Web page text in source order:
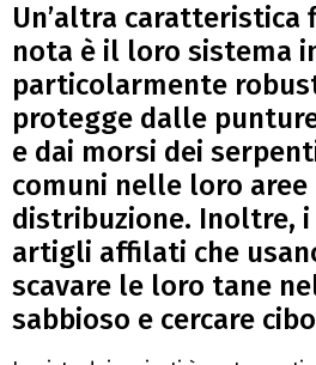
Un’altra caratteristica
nota è il loro sistema
particolarmente
protegge dalle
e dai morsi dei
comuni nelle loro aree
distribuzione. Inoltre,
artigli affilati che
scavare le loro tane
sabbioso e cercare